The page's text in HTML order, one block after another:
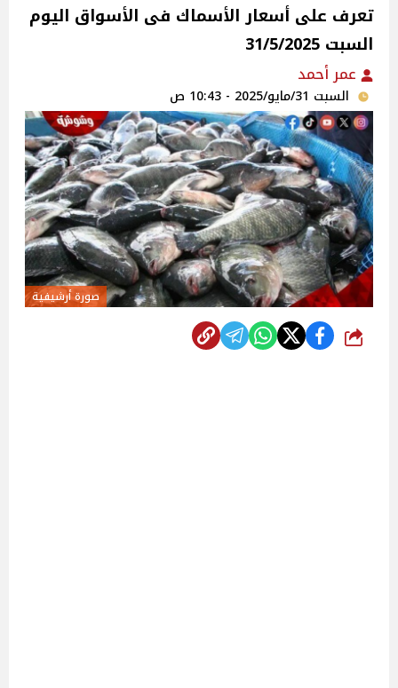
تعرف على أسعار الأسماك فى الأسواق‎‎ اليوم
السبت 31/5/2025
عمر أحمد
السبت 31/مايو/2025 - 10:43 ص
صورة أرشيفية
شارك